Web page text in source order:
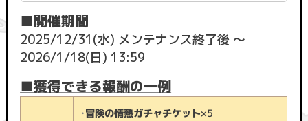
■開催期間
2025/12/31(水) メンテナンス終了後 ～
2026/1/18(日) 13:59
■獲得できる報酬の一例
・冒険の情熱ガチャチケット×5